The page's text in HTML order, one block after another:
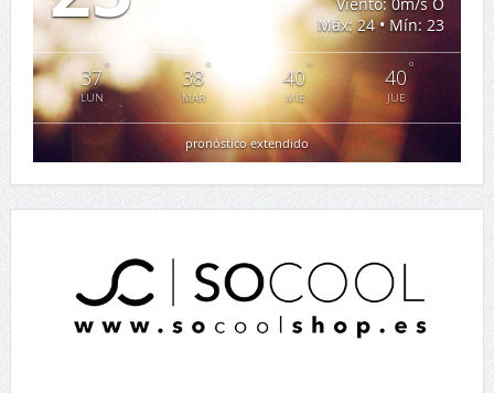
Máx: 24 • Mín: 23
37°
LUN
38°
MAR
40°
MIE
40 °
JUE
pronóstico extendido